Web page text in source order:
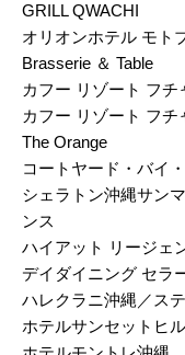
GRILL QWACHI
オリオンホテル モト
Brasserie ＆ Table
カフー リゾート フ
カフー リゾート フ
The Orange
コートヤード・バイ
シェラトン沖縄サン
ンス
ハイアット リージェ
デイダイニング セラ
ハレクラニ沖縄／ス
ホテルサンセットヒ